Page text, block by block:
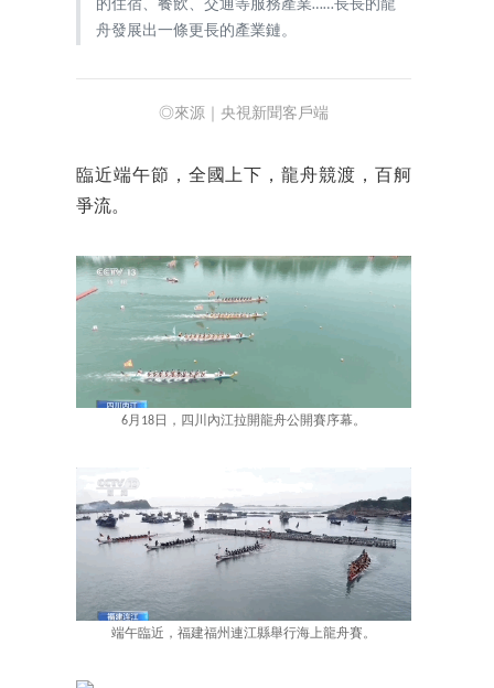
的住宿、餐飲、交通等服務產業……長長的龍
舟發展出一條更長的產業鏈。
◎來源｜央視新聞客戶端
臨近端午節，全國上下，龍舟競渡，百舸
爭流。
6月18日，四川內江拉開龍舟公開賽序幕。
端午臨近，福建福州連江縣舉行海上龍舟賽。